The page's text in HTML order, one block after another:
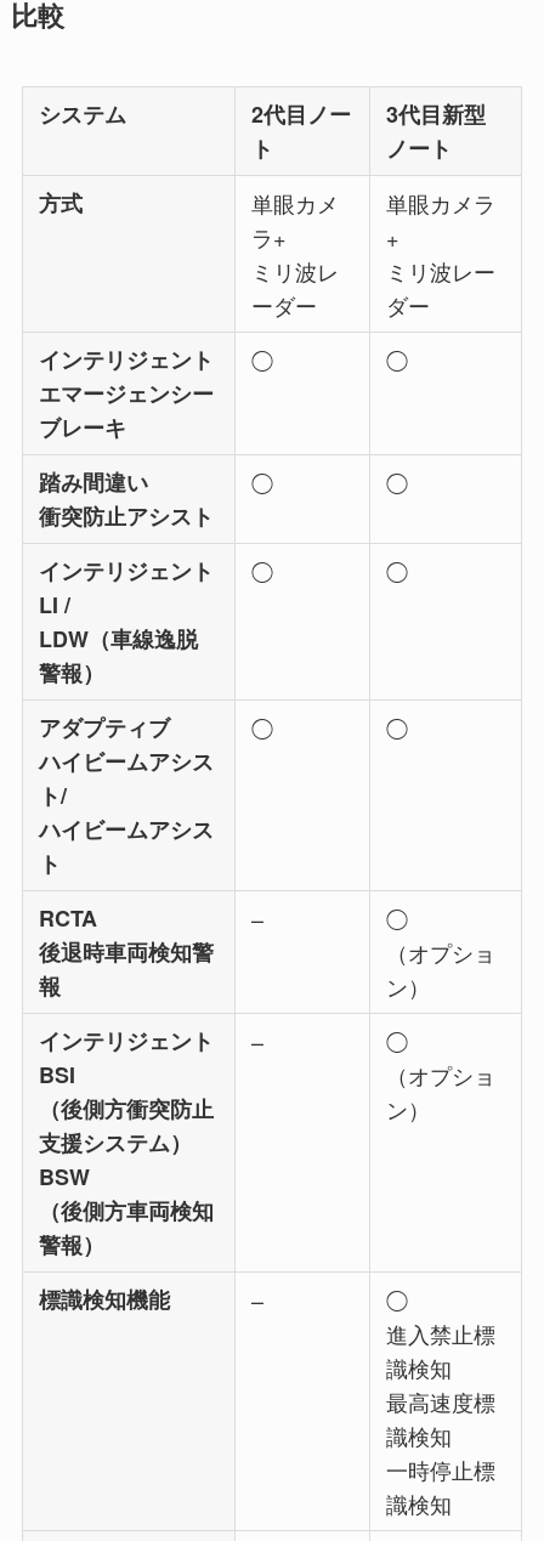
比較
システム
2代目ノー
ト
3代目新型
ノート
方式
単眼カメ
ラ+
ミリ波レ
ーダー
単眼カメラ
+
ミリ波レー
ダー
インテリジェント
エマージェンシー
ブレーキ
◯ ◯
踏み間違い
衝突防止アシスト
◯ ◯
インテリジェント
LI /
LDW（車線逸脱
警報）
◯ ◯
アダプティブ
ハイビームアシス
ト/
ハイビームアシス
ト
◯ ◯
RCTA
後退時車両検知警
報
–
◯
（オプショ
ン）
インテリジェント
BSI
（後側方衝突防止
支援システム）
BSW
（後側方車両検知
警報）
–
◯
（オプショ
ン）
標識検知機能 –
◯
進入禁止標
識検知
最高速度標
識検知
一時停止標
識検知